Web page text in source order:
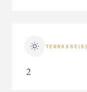
TERRASSE(S)
2